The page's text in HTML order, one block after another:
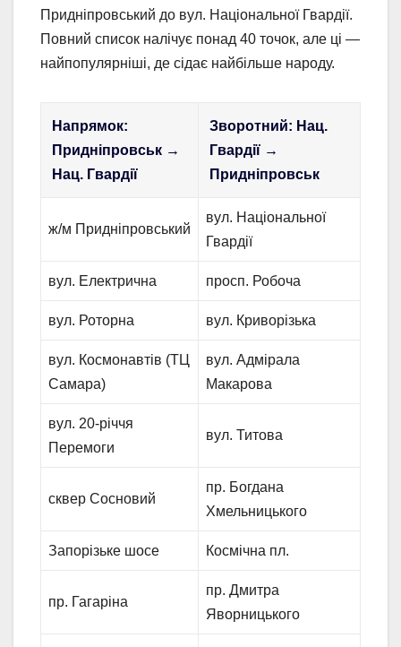
Придніпровський до вул. Національної Гвардії.
Повний список налічує понад 40 точок, але ці —
найпопулярніші, де сідає найбільше народу.
Напрямок:
Придніпровськ →
Нац. Гвардії
Зворотний: Нац.
Гвардії →
Придніпровськ
ж/м Придніпровський
вул. Національної
Гвардії
вул. Електрична просп. Робоча
вул. Роторна вул. Криворізька
вул. Космонавтів (ТЦ
Самара)
вул. Адмірала
Макарова
вул. 20-річчя
Перемоги
вул. Титова
сквер Сосновий
пр. Богдана
Хмельницького
Запорізьке шосе Космічна пл.
пр. Гагаріна
пр. Дмитра
Яворницького